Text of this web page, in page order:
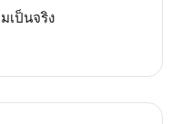
เป็นจริง